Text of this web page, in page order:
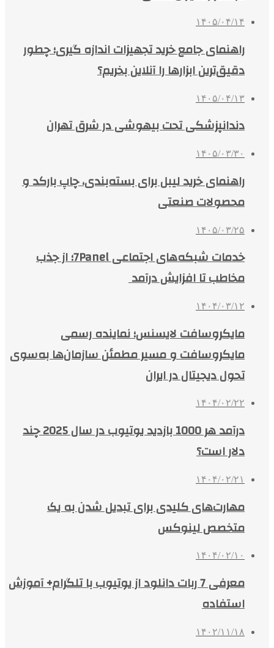
۱۴۰۵/۰۴/۱۴
راهنمای جامع خرید تجهیزات اندازه گیری؛ چطور
دقیق‌ترین ابزارها را آنلاین بخریم؟
۱۴۰۵/۰۴/۱۳
دندانپزشکی تحت بیهوشی در شرق تهران
۱۴۰۵/۰۳/۳۰
راهنمای خرید لیبل برای بسته‌بندی، چاپ بارکد و
محصولات صنعتی
۱۴۰۵/۰۳/۲۵
خدمات شبکه‌های اجتماعی 7Panel؛ از جذب
مخاطب تا افزایش درآمد
۱۴۰۴/۰۳/۱۲
مایکروسافت لایسنس؛ نماینده رسمی
مایکروسافت و مسیر مطمئن سازمان‌ها به‌سوی
تحول دیجیتال در ایران
۱۴۰۴/۰۲/۲۲
درآمد هر 1000 بازدید یوتیوب در سال 2025 چند
دلار است؟
۱۴۰۴/۰۲/۲۱
مهارت‌های کلیدی برای تبدیل شدن به یک
متخصص لینوکس
۱۴۰۴/۰۲/۱۰
معرفی 7 ربات دانلود از یوتیوب با تلگرام+ آموزش
استفاده
۱۴۰۲/۱۱/۱۸